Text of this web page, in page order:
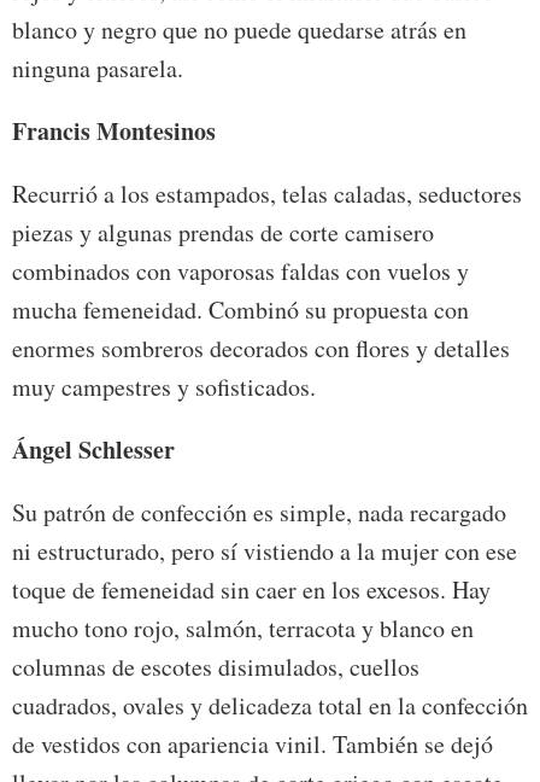
blanco y negro que no puede quedarse atrás en
ninguna pasarela.
Francis Montesinos
Recurrió a los estampados, telas caladas, seductores
piezas y algunas prendas de corte camisero
combinados con vaporosas faldas con vuelos y
mucha femeneidad. Combinó su propuesta con
enormes sombreros decorados con flores y detalles
muy campestres y sofisticados.
Ángel Schlesser
Su patrón de confección es simple, nada recargado
ni estructurado, pero sí vistiendo a la mujer con ese
toque de femeneidad sin caer en los excesos. Hay
mucho tono rojo, salmón, terracota y blanco en
columnas de escotes disimulados, cuellos
cuadrados, ovales y delicadeza total en la confección
de vestidos con apariencia vinil. También se dejó